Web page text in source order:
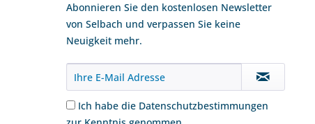
Abonnieren Sie den kostenlosen Newsletter
von Selbach und verpassen Sie keine
Neuigkeit mehr.
Ich habe die Datenschutzbestimmungen